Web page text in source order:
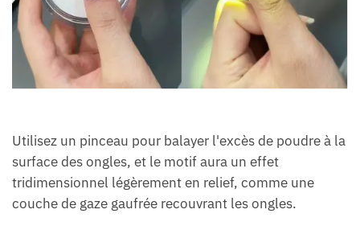
Utilisez un pinceau pour balayer l'excès de poudre à la
surface des ongles, et le motif aura un effet
tridimensionnel légèrement en relief, comme une
couche de gaze gaufrée recouvrant les ongles.